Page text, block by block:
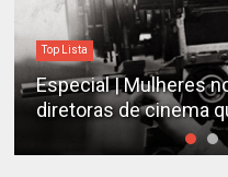
Top Lista
Especial | Mulheres no
diretoras de cinema